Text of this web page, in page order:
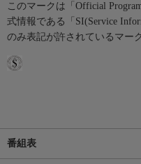
このマークは「Official
式情報である「SI(Service
のみ表記が許されているマー
番組表